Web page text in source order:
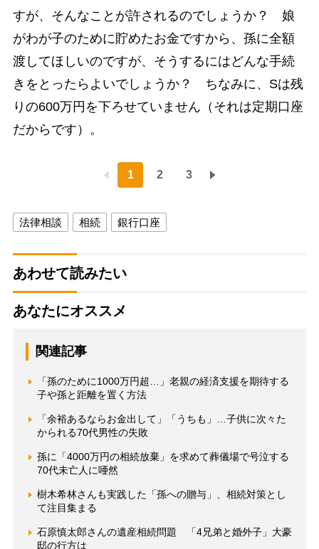
すが、そんなことが許されるのでしょうか？ 娘
がわが子のために貯めたお金ですから、孫に全額
渡してほしいのですが、そうするにはどんな手続
きをとったらよいでしょうか？ ちなみに、Sは残
りの600万円を下ろせていません（それは定期口座
だからです）。
1 2 3
法律相談 相続 銀行口座
あわせて読みたい
あなたにオススメ
関連記事
「孫のために1000万円超…」老親の経済支援を期待する
子や孫と距離を置く方法
「余裕あるならお金出して」「うちも」…子供に次々た
かられる70代男性の失敗
孫に「4000万円の相続放棄」を求めて葬儀場で号泣する
70代未亡人に唖然
樹木希林さんも実践した「孫への贈与」、相続対策とし
て注目集まる
石原慎太郎さんの遺産相続問題 「4兄弟と婚外子」大豪
邸の行方は